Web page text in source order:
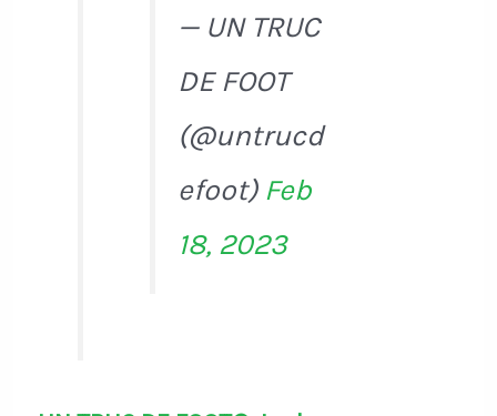
— UN TRUC
DE FOOT
(@untrucd
efoot) Feb
18, 2023